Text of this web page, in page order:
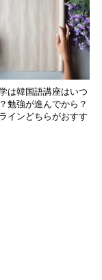
は韓国語講座はいつ
勉強が進んでから？
インどちらがおすす